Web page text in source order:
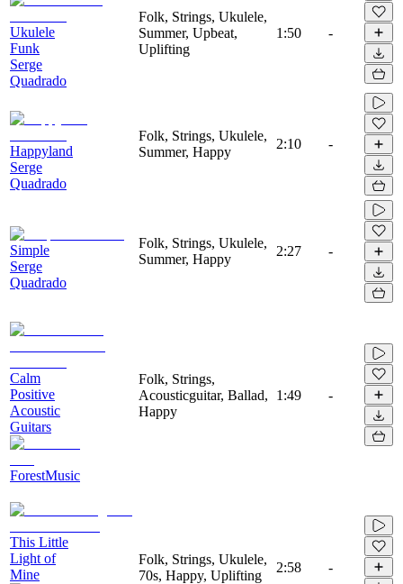
Ukulele
Funk
Serge
Quadrado
Folk, Strings, Ukulele,
Summer, Upbeat,
Uplifting
1:50 -
Happyland
Serge
Quadrado
Folk, Strings, Ukulele,
Summer, Happy
2:10 -
Simple
Serge
Quadrado
Folk, Strings, Ukulele,
Summer, Happy
2:27 -
Calm
Positive
Acoustic
Guitars
ForestMusic
Folk, Strings,
Acousticguitar, Ballad,
Happy
1:49 -
This Little
Light of
Mine
Folk, Strings, Ukulele,
70s, Happy, Uplifting
2:58 -